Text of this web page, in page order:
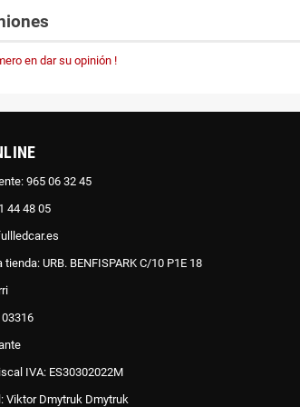
en dar su opinión !
965 06 32 45
44 48 05
URB. BENFISPARK C/10 P1E 18
IVA: ES30302022M
Viktor Dmytruk Dmytruk